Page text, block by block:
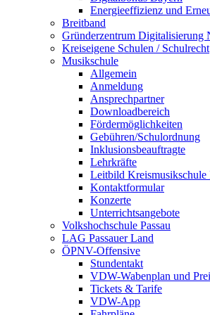
Energieeffizienz und
Breitband
Gründerzentrum Digitalisierung
Kreiseigene Schulen / Schulrecht
Musikschule
Allgemein
Anmeldung
Ansprechpartner
Downloadbereich
Fördermöglichkeiten
Gebühren/Schulordnung
Inklusionsbeauftragte
Lehrkräfte
Leitbild Kreismusikschule
Kontaktformular
Konzerte
Unterrichtsangebote
Volkshochschule Passau
LAG Passauer Land
ÖPNV-Offensive
Stundentakt
VDW-Wabenplan und
Tickets & Tarife
VDW-App